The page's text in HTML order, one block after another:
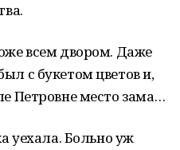
всем двором. Даже
с букетом цветов и,
Петровне место зама…
уехала. Больно уж